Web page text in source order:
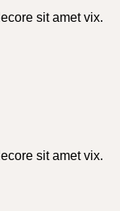
sit amet vix.
sit amet vix.